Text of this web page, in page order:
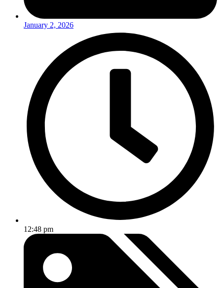
January 2, 2026
12:48 pm